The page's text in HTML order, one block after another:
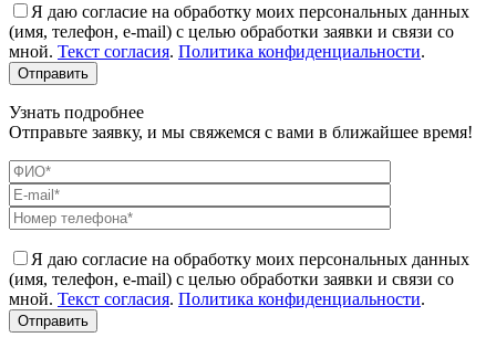
Я даю согласие на обработку моих персональных данных
(имя, телефон, e-mail) с целью обработки заявки и связи со
мной. Текст согласия. Политика конфиденциальности.
Узнать подробнее
Отправьте заявку, и мы свяжемся с вами в ближайшее время!
Я даю согласие на обработку моих персональных данных
(имя, телефон, e-mail) с целью обработки заявки и связи со
мной. Текст согласия. Политика конфиденциальности.